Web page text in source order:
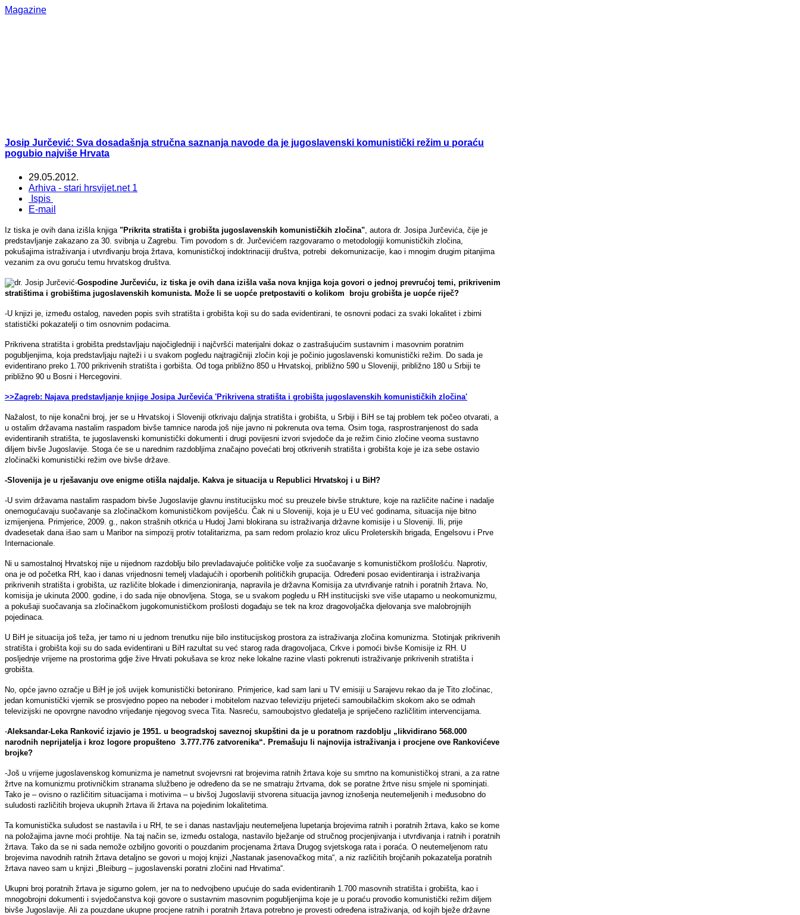
Magazine
Josip Jurčević: Sva dosadašnja stručna saznanja navode da je jugoslavenski komunistički režim u poraću
pogubio najviše Hrvata
29.05.2012.
Arhiva - stari hrsvijet.net 1
Ispis
E-mail
Iz tiska je ovih dana izišla knjiga "Prikrita stratišta i grobišta jugoslavenskih komunističkih zločina" , autora dr. Josipa Jurčevića, čije je
predstavljanje zakazano za 30. svibnja u Zagrebu. Tim povodom s dr. Jurčevićem razgovaramo o metodologiji komunističkih zločina,
pokušajima istraživanja i utvrđivanju broja žrtava, komunističkoj indoktrinaciji društva, potrebi dekomunizacije, kao i mnogim drugim pitanjima
vezanim za ovu goruću temu hrvatskog društva.
-Gospodine Jurčeviću, iz tiska je ovih dana izišla vaša nova knjiga koja govori o jednoj prevrućoj temi, prikrivenim
stratištima i grobištima jugoslavenskih komunista. Može li se uopće pretpostaviti o kolikom broju grobišta je uopće riječ?
-U knjizi je, između ostalog, naveden popis svih stratišta i grobišta koji su do sada evidentirani, te osnovni podaci za svaki lokalitet i zbirni
statistički pokazatelji o tim osnovnim podacima.
Prikrivena stratišta i grobišta predstavljaju najočigledniji i najčvršći materijalni dokaz o zastrašujućim sustavnim i masovnim poratnim
pogubljenjima, koja predstavljaju najteži i u svakom pogledu najtragičniji zločin koji je počinio jugoslavenski komunistički režim. Do sada je
evidentirano preko 1.700 prikrivenih stratišta i gorbišta. Od toga približno 850 u Hrvatskoj, približno 590 u Sloveniji, približno 180 u Srbiji te
približno 90 u Bosni i Hercegovini.
>>Zagreb: Najava predstavljanje knjige Josipa Jurčevića 'Prikrivena stratišta i grobišta jugoslavenskih komunističkih zločina'
Nažalost, to nije konačni broj, jer se u Hrvatskoj i Sloveniji otkrivaju daljnja stratišta i grobišta, u Srbiji i BiH se taj problem tek počeo otvarati, a
u ostalim državama nastalim raspadom bivše tamnice naroda još nije javno ni pokrenuta ova tema. Osim toga, rasprostranjenost do sada
evidentiranih stratišta, te jugoslavenski komunistički dokumenti i drugi povijesni izvori svjedoče da je režim činio zločine veoma sustavno
diljem bivše Jugoslavije. Stoga će se u narednim razdobljima značajno povećati broj otkrivenih stratišta i grobišta koje je iza sebe ostavio
zločinački komunistički režim ove bivše države.
-Slovenija je u rješavanju ove enigme otišla najdalje. Kakva je situacija u Republici Hrvatskoj i u BiH?
-U svim državama nastalim raspadom bivše Jugoslavije glavnu institucijsku moć su preuzele bivše strukture, koje na različite načine i nadalje
onemogućavaju suočavanje sa zločinačkom komunističkom poviješću. Čak ni u Sloveniji, koja je u EU već godinama, situacija nije bitno
izmijenjena. Primjerice, 2009. g., nakon strašnih otkrića u Hudoj Jami blokirana su istraživanja državne komisije i u Sloveniji. Ili, prije
dvadesetak dana išao sam u Maribor na simpozij protiv totalitarizma, pa sam redom prolazio kroz ulicu Proleterskih brigada, Engelsovu i Prve
Internacionale.
Ni u samostalnoj Hrvatskoj nije u nijednom razdoblju bilo prevladavajuće političke volje za suočavanje s komunističkom prošlošću. Naprotiv,
ona je od početka RH, kao i danas vrijednosni temelj vladajućih i oporbenih političkih grupacija. Određeni posao evidentiranja i istraživanja
prikrivenih stratišta i grobišta, uz različite blokade i dimenzioniranja, napravila je državna Komisija za utvrđivanje ratnih i poratnih žrtava. No,
komisija je ukinuta 2000. godine, i do sada nije obnovljena. Stoga, se u svakom pogledu u RH institucijski sve više utapamo u neokomunizmu,
a pokušaji suočavanja sa zločinačkom jugokomunističkom prošlosti događaju se tek na kroz dragovoljačka djelovanja sve malobrojnijih
pojedinaca.
U BiH je situacija još teža, jer tamo ni u jednom trenutku nije bilo institucijskog prostora za istraživanja zločina komunizma. Stotinjak prikrivenih
stratišta i grobišta koji su do sada evidentirani u BiH razultat su već starog rada dragovoljaca, Crkve i pomoći bivše Komisije iz RH. U
posljednje vrijeme na prostorima gdje žive Hrvati pokušava se kroz neke lokalne razine vlasti pokrenuti istraživanje prikrivenih stratišta i
grobišta.
No, opće javno ozračje u BiH je još uvijek komunistički betonirano. Primjerice, kad sam lani u TV emisiji u Sarajevu rekao da je Tito zločinac,
jedan komunistički vjernik se prosvjedno popeo na neboder i mobitelom nazvao televiziju prijeteći samoubilačkim skokom ako se odmah
televizijski ne opovrgne navodno vrijeđanje njegovog sveca Tita. Nasreću, samoubojstvo gledatelja je spriječeno različlitim intervencijama.
-Aleksandar-Leka Ranković izjavio je 1951. u beogradskoj saveznoj skupštini da je u poratnom razdoblju „likvidirano 568.000
narodnih neprijatelja i kroz logore propušteno 3.777.776 zatvorenika“. Premašuju li najnovija istraživanja i procjene ove Rankovićeve
brojke?
-Još u vrijeme jugoslavenskog komunizma je nametnut svojevrsni rat brojevima ratnih žrtava koje su smrtno na komunističkoj strani, a za ratne
žrtve na komunizmu protivničkim stranama službeno je određeno da se ne smatraju žrtvama, dok se poratne žrtve nisu smjele ni spominjati.
Tako je – ovisno o različitim situacijama i motivima – u bivšoj Jugoslaviji stvorena situacija javnog iznošenja neutemeljenih i međusobno do
suludosti različitih brojeva ukupnih žrtava ili žrtava na pojedinim lokalitetima.
Ta komunistička suludost se nastavila i u RH, te se i danas nastavljaju neutemeljena lupetanja brojevima ratnih i poratnih žrtava, kako se kome
na položajima javne moći prohtije. Na taj način se, između ostaloga, nastavilo bježanje od stručnog procjenjivanja i utvrđivanja i ratnih i poratnih
žrtava. Tako da se ni sada nemože ozbiljno govoriti o pouzdanim procjenama žrtava Drugog svjetskoga rata i poraća. O neutemeljenom ratu
brojevima navodnih ratnih žrtava detaljno se govori u mojoj knjizi „Nastanak jasenovačkog mita“, a niz različitih brojčanih pokazatelja poratnih
žrtava naveo sam u knjizi „Bleiburg – jugoslavenski poratni zločini nad Hrvatima“.
Ukupni broj poratnih žrtava je sigurno golem, jer na to nedvojbeno upućuje do sada evidentiranih 1.700 masovnih stratišta i grobišta, kao i
mnogobrojni dokumenti i svjedočanstva koji govore o sustavnim masovnim pogubljenjima koje je u poraću provodio komunistički režim diljem
bivše Jugoslavije. Ali za pouzdane ukupne procjene ratnih i poratnih žrtava potrebno je provesti određena istraživanja, od kojih bježe državne